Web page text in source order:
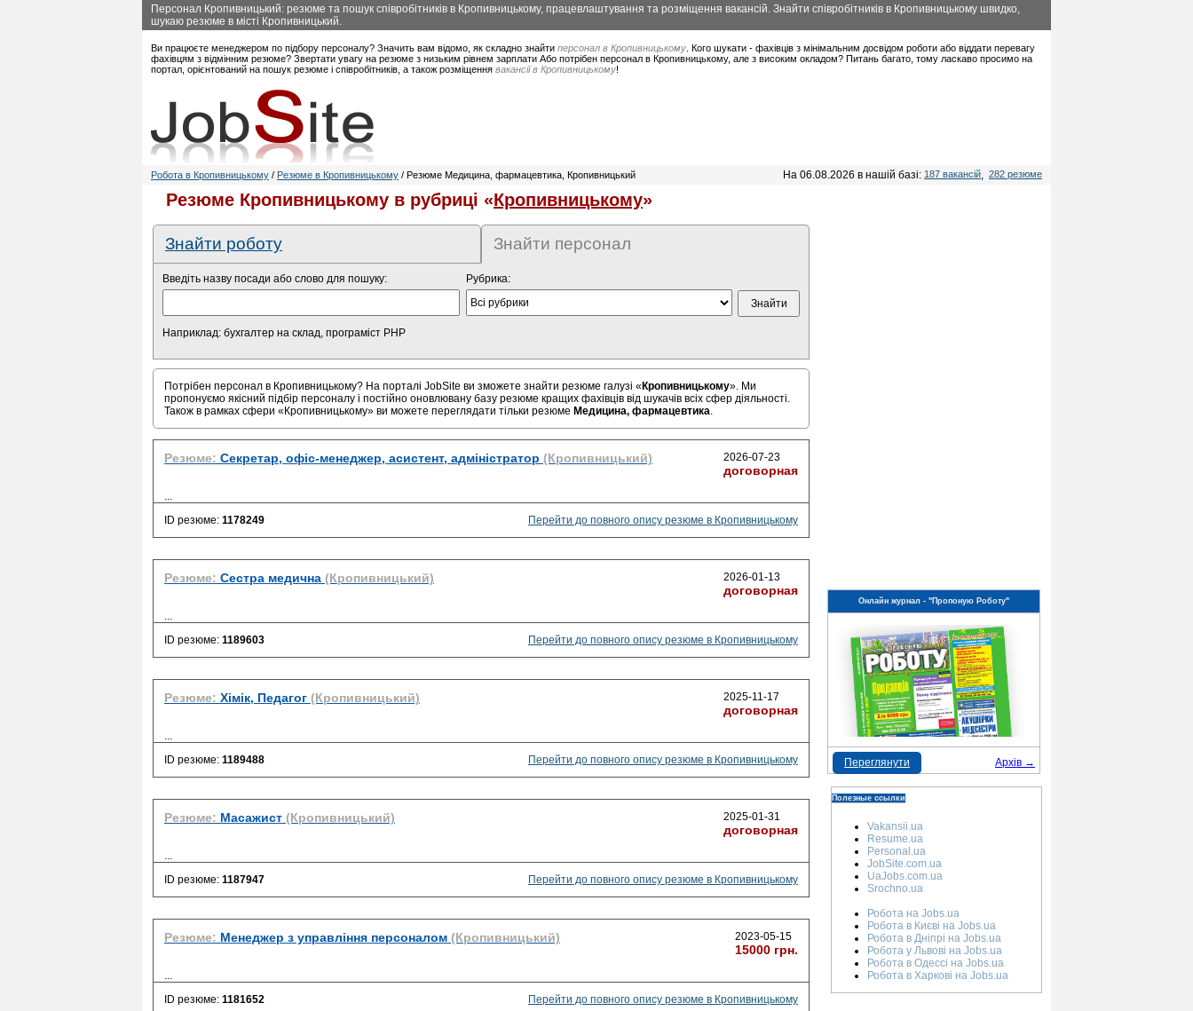
Персонал Кропивницький: резюме та пошук співробітників в Кропивницькому, працевлаштування та розміщення вакансій. Знайти співробітників в Кропивницькому швидко,
шукаю резюме в місті Кропивницький.
Ви працюєте менеджером по підбору персоналу? Значить вам відомо, як складно знайти персонал в Кропивницькому . Кого шукати - фахівців з мінімальним досвідом роботи або віддати перевагу
фахівцям з відмінним резюме? Звертати увагу на резюме з низьким рівнем зарплати Або потрібен персонал в Кропивницькому, але з високим окладом? Питань багато, тому ласкаво просимо на
портал, орієнтований на пошук резюме і співробітників, а також розміщення вакансії в Кропивницькому!
Робота в Кропивницькому / Резюме в Кропивницькому / Резюме Медицина, фармацевтика, Кропивницький На 06.08.2026 в нашій базі: 187 вакансій, 282 резюме
Резюме Кропивницькому в рубриці «Кропивницькому»
Знайти роботу Знайти персонал
Введіть назву посади або слово для пошуку:
Наприклад: бухгалтер на склад, програміст PHP
Рубрика:
Потрібен персонал в Кропивницькому? На порталі JobSite ви зможете знайти резюме галузі « Кропивницькому». Ми
пропонуємо якісний підбір персоналу і постійно оновлювану базу резюме кращих фахівців від шукачів всіх сфер діяльності.
Також в рамках сфери «Кропивницькому» ви можете переглядати тільки резюме Медицина, фармацевтика.
Резюме: Секретар, офіс-менеджер, асистент, адміністратор (Кропивницький) 2026-07-23
договорная
...
ID резюме: 1178249 Перейти до повного опису резюме в Кропивницькому
Резюме: Сестра медична (Кропивницький) 2026-01-13
договорная
...
ID резюме: 1189603 Перейти до повного опису резюме в Кропивницькому
Резюме: Хімік, Педагог (Кропивницький) 2025-11-17
договорная
...
ID резюме: 1189488 Перейти до повного опису резюме в Кропивницькому
Резюме: Масажист (Кропивницький) 2025-01-31
договорная
...
ID резюме: 1187947 Перейти до повного опису резюме в Кропивницькому
Резюме: Менеджер з управління персоналом (Кропивницький) 2023-05-15
15000 грн.
...
ID резюме: 1181652 Перейти до повного опису резюме в Кропивницькому
Онлайн журнал - "Пропоную Роботу"
Архів →
Переглянути
Полезные ссылки
Vakansii.ua
Resume.ua
Personal.ua
JobSite.com.ua
UaJobs.com.ua
Srochno.ua
Робота на Jobs.ua
Робота в Києві на Jobs.ua
Робота в Дніпрі на Jobs.ua
Робота у Львові на Jobs.ua
Робота в Одессі на Jobs.ua
Робота в Харкові на Jobs.ua